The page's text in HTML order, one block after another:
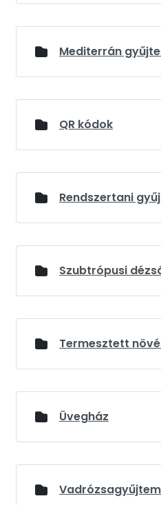
Mediterrán
QR kódok
Rendszertani
Szubtrópusi
Termesztett
Üvegház